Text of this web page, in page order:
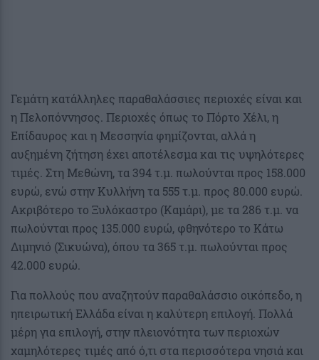
Γεμάτη κατάλληλες παραθαλάσσιες περιοχές είναι και
η Πελοπόννησος. Περιοχές όπως το Πόρτο Χέλι, η
Επίδαυρος και η Μεσσηνία φημίζονται, αλλά η
αυξημένη ζήτηση έχει αποτέλεσμα και τις υψηλότερες
τιμές. Στη Μεθώνη, τα 394 τ.μ. πωλούνται προς 158.000
ευρώ, ενώ στην Κυλλήνη τα 555 τ.μ. προς 80.000 ευρώ.
Ακριβότερο το Ξυλόκαστρο (Καμάρι), με τα 286 τ.μ. να
πωλούνται προς 135.000 ευρώ, φθηνότερο το Κάτω
Διμηνιό (Σικυώνα), όπου τα 365 τ.μ. πωλούνται προς
42.000 ευρώ.
Για πολλούς που αναζητούν παραθαλάσσιο οικόπεδο, η
ηπειρωτική Ελλάδα είναι η καλύτερη επιλογή. Πολλά
μέρη για επιλογή, στην πλειονότητα των περιοχών
χαμηλότερες τιμές από ό,τι στα περισσότερα νησιά και